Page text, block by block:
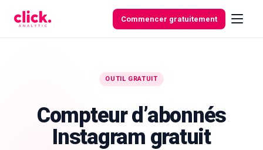
Commencer gratuitement
Outils
gratuits
OUTIL GRATUIT
Compteur d’abonnés
Instagram gratuit